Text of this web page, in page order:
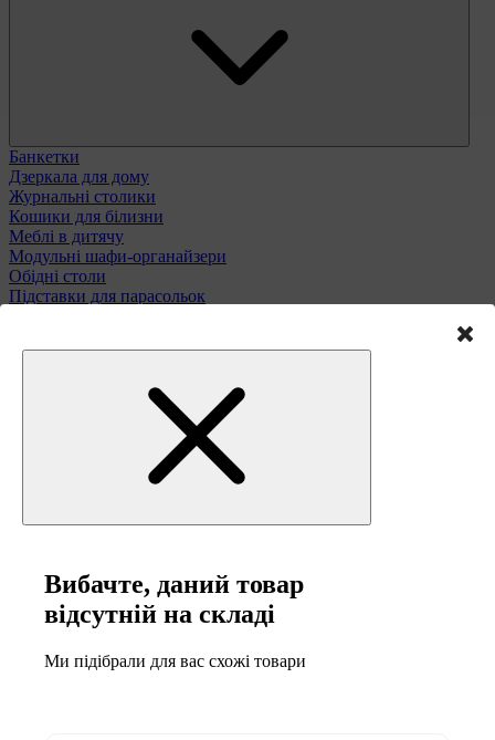
Банкетки
Дзеркала для дому
Журнальні столики
Кошики для білизни
Меблі в дитячу
Модульні шафи-органайзери
Обідні столи
Підставки для парасольок
Туалетні столики
Вибачте, даний товар
відсутній на складі
Ми підібрали для вас схожі товари